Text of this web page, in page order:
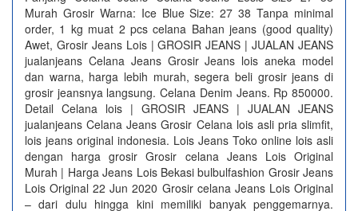
Murah Grosir Warna: Ice Blue Size: 27 38 Tanpa minimal
order, 1 kg muat 2 pcs celana Bahan jeans (good quality)
Awet, Grosir Jeans Lois | GROSIR JEANS | JUALAN JEANS
jualanjeans Celana Jeans Grosir Jeans lois aneka model
dan warna, harga lebih murah, segera beli grosir jeans di
grosir jeansnya langsung. Celana Denim Jeans. Rp 850000.
Detail Celana lois | GROSIR JEANS | JUALAN JEANS
jualanjeans Celana Jeans Grosir Celana lois asli pria slimfit,
lois jeans original indonesia. Lois Jeans Toko online lois asli
dengan harga grosir Grosir celana Jeans Lois Original
Murah | Harga Jeans Lois Bekasi bulbulfashion Grosir Jeans
Lois Original 22 Jun 2020 Grosir celana Jeans Lois Original
– dari dulu hingga kini memiliki banyak penggemarnya.